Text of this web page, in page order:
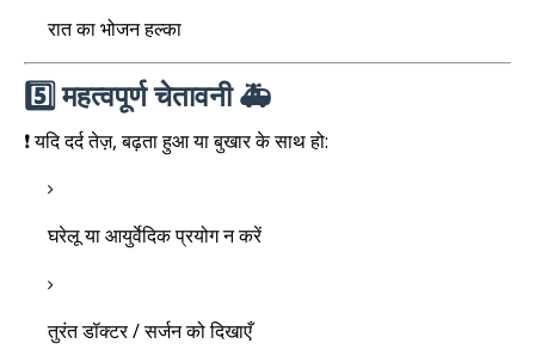
रात का भोजन हल्का
5️⃣ महत्वपूर्ण चेतावनी 🚑
❗ यदि दर्द तेज़, बढ़ता हुआ या बुखार के साथ हो:
घरेलू या आयुर्वेदिक प्रयोग न करें
तुरंत डॉक्टर / सर्जन को दिखाएँ